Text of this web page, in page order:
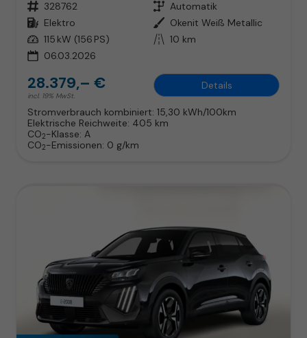
Fahrzeugnr. 328762 Getriebe Automatik
Kraftstoff Elektro Außenfarbe Okenit Weiß Metallic
Leistung 115 kW (156 PS) Kilometerstand 10 km
06.03.2026
28.379,– €
incl. 19% MwSt.
Details
Stromverbrauch kombiniert: 15,30 kWh/100km
Elektrische Reichweite: 405 km
CO2-Klasse: A
CO2-Emissionen: 0 g/km